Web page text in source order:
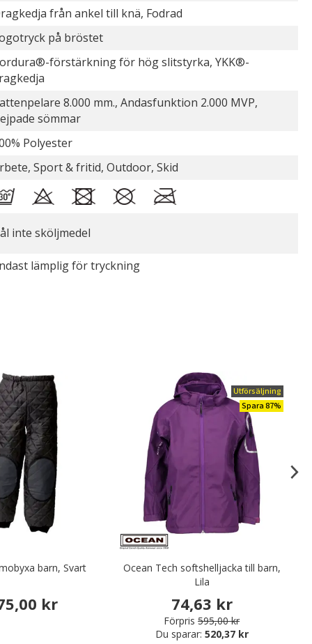
från ankel till knä, Fodrad
på bröstet
förstärkning för hög slitstyrka, YKK®-
8.000 mm., Andasfunktion 2.000 MVP,
sömmar
Polyester
Sport & fritid, Outdoor, Skid
inte sköljmedel
lämplig för tryckning
barn, Svart
kr
Utförsäljning
Spara 87%
Ocean Tech softshelljacka till barn,
Lila
74,63 kr
Förpris 595,00 kr
Du sparar: 520,37 kr